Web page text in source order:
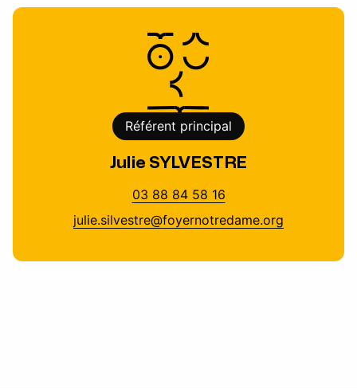
Référent principal
Julie SYLVESTRE
03 88 84 58 16
julie.silvestre@foyernotredame.org